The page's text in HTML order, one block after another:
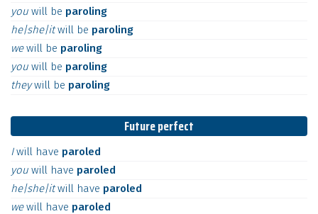
you will be paroling
he|she|itwill be paroling
wewill be paroling
you will be paroling
theywill be paroling
Future perfect
Iwill have paroled
you will have paroled
he|she|itwill have paroled
wewill have paroled